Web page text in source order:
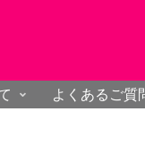
よくあるご質